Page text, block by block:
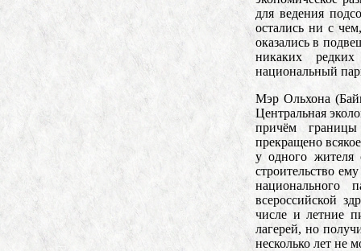
для ведения
остались ни с
оказались в
никаких
национальный
Мэр Ольхона
Центральная
причём
прекращено
у одного жителя
строительство
всероссийской
числе и летние
лагерей, но
несколько лет не